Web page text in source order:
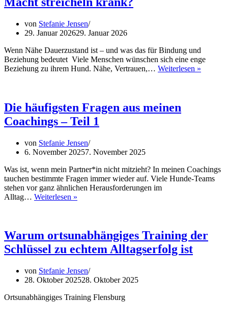
von Stefanie Jensen
29. Januar 202629. Januar 2026
Wenn Nähe Dauerzustand ist – und was das für Bindung und
Beziehung bedeutet Viele Menschen wünschen sich eine enge
Beziehung zu ihrem Hund. Nähe, Vertrauen,… Weiterlesen »
Die häufigsten Fragen aus meinen
Coachings – Teil 1
von Stefanie Jensen
6. November 20257. November 2025
Was ist, wenn mein Partner*in nicht mitzieht? In meinen Coachings
tauchen bestimmte Fragen immer wieder auf. Viele Hunde-Teams
stehen vor ganz ähnlichen Herausforderungen im
Alltag… Weiterlesen »
meinen
Coachings
–
1
Warum ortsunabhängiges Training der
Schlüssel zu echtem Alltagserfolg ist
von Stefanie Jensen
28. Oktober 202528. Oktober 2025
Ortsunabhängiges Training Flensburg